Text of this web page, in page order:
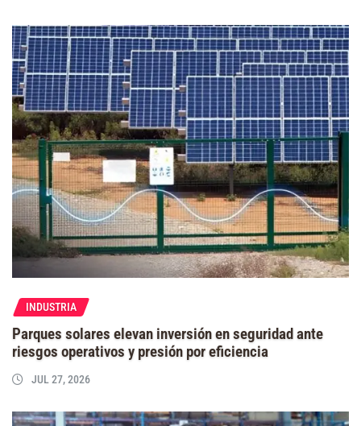
INDUSTRIA
Parques solares elevan inversión en seguridad ante
riesgos operativos y presión por eficiencia
JUL 27, 2026